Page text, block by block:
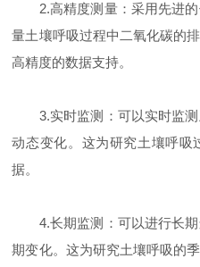
2.高精度测量：采用先进的
量土壤呼吸过程中二氧化碳的
高精度的数据支持。
3.实时监测：可以实时监测
动态变化。这为研究土壤呼吸
据。
4.长期监测：可以进行长期
期变化。这为研究土壤呼吸的